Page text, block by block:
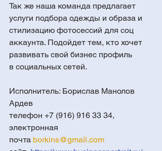
Так же наша команда предлагает
услуги подбора одежды и образа и
стилизацию фотосессий для соц
аккаунта. Подойдет тем, кто хочет
развивать свой бизнес профиль
в социальных сетей.
Исполнитель: Борислав Манолов
Ардев
телефон +7 (916) 916 33 34,
электронная
почта borkins@gmail.com